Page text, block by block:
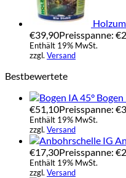
€39,90Preisspanne:
Enthält 19% MwSt.
zzgl. Versand
Bestbewertete
Bogen
€51,10Preisspanne:
Enthält 19% MwSt.
zzgl. Versand
€17,30Preisspanne:
Enthält 19% MwSt.
zzgl. Versand